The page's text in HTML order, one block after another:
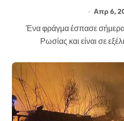
Απρ 6,
Ένα φράγμα έσπασε σήμερα στην πόλη Ορσκ της
Ρωσίας και είναι σε